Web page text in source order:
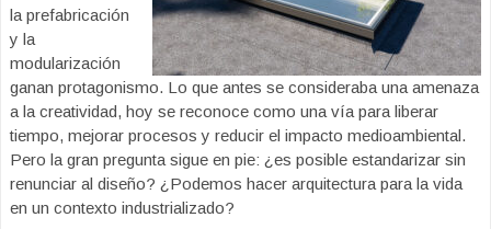
la prefabricación
y la
modularización
ganan protagonismo. Lo que antes se consideraba una amenaza
a la creatividad, hoy se reconoce como una vía para liberar
tiempo, mejorar procesos y reducir el impacto medioambiental.
Pero la gran pregunta sigue en pie: ¿es posible estandarizar sin
renunciar al diseño? ¿Podemos hacer arquitectura para la vida
en un contexto industrializado?